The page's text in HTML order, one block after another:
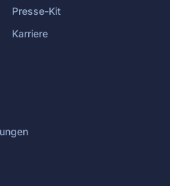
Presse-Kit
Karriere